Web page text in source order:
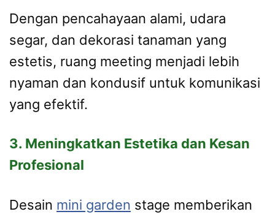
Dengan pencahayaan alami, udara
segar, dan dekorasi tanaman yang
estetis, ruang meeting menjadi lebih
nyaman dan kondusif untuk komunikasi
yang efektif.
3. Meningkatkan Estetika dan Kesan
Profesional
Desain mini garden stage memberikan